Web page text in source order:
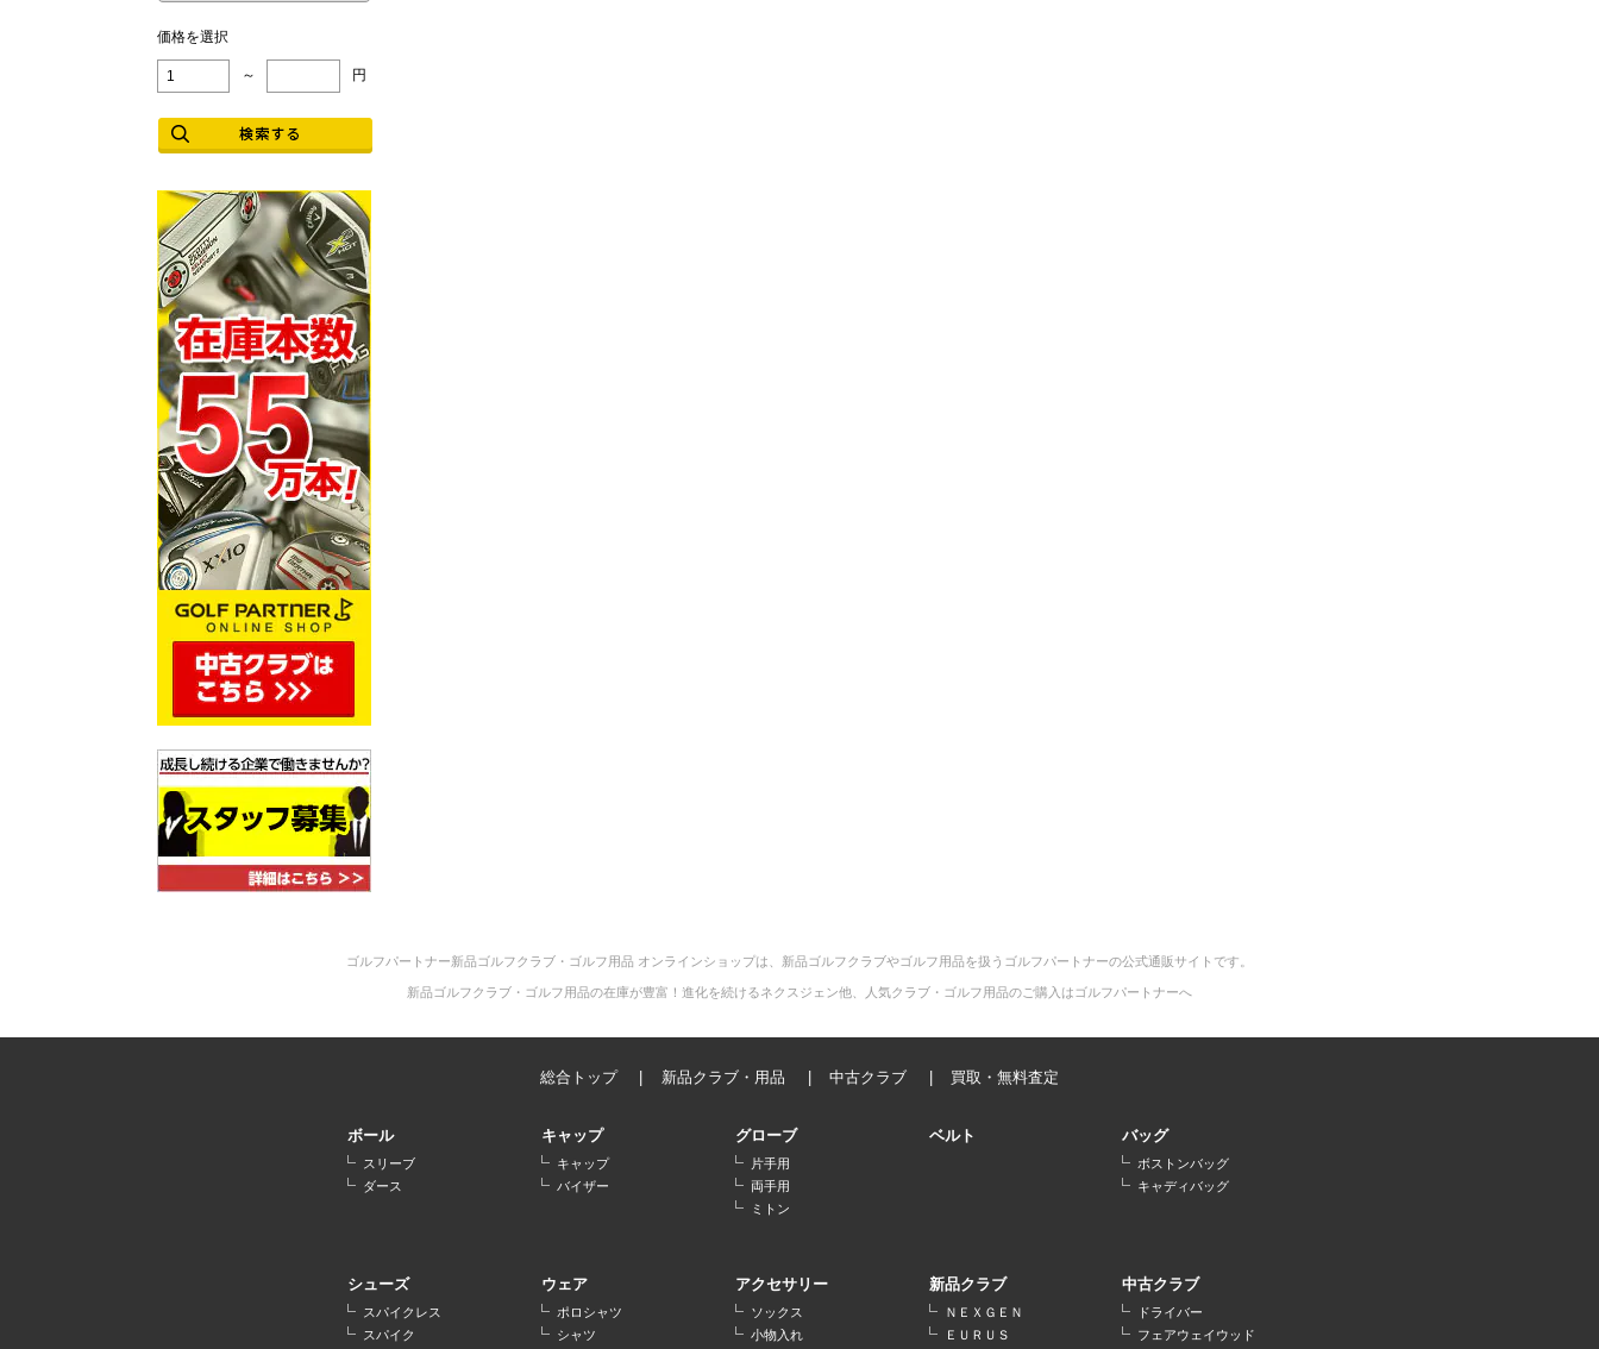
価格を選択
～ 円
ゴルフパートナー新品ゴルフクラブ・ゴルフ用品 オンラインショップは、新品ゴルフクラブやゴルフ用品を扱うゴルフパートナーの公式通販サイトです。
新品ゴルフクラブ・ゴルフ用品の在庫が豊富！進化を続けるネクスジェン他、人気クラブ・ゴルフ用品のご購入はゴルフパートナーへ
総合トップ 新品クラブ・用品 中古クラブ 買取・無料査定
ボール
スリーブ
ダース
キャップ
キャップ
バイザー
グローブ
片手用
両手用
ミトン
ベルト バッグ
ボストンバッグ
キャディバッグ
シューズ
スパイクレス
スパイク
ウェア
ポロシャツ
シャツ
アクセサリー
ソックス
小物入れ
新品クラブ
ＮＥＸＧＥＮ
ＥＵＲＵＳ
中古クラブ
ドライバー
フェアウェイウッド